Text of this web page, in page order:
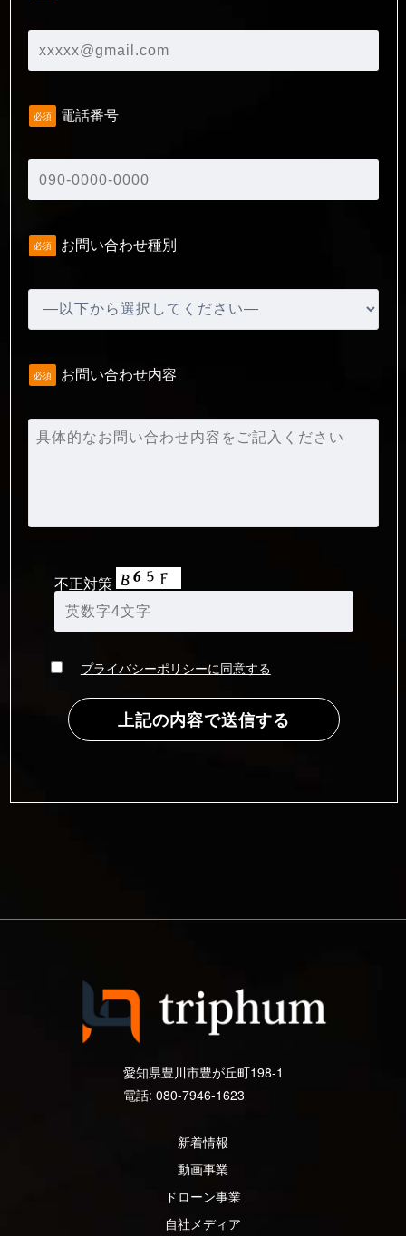
必須 電話番号
必須 お問い合わせ種別
必須 お問い合わせ内容
不正対策
プライバシーポリシーに同意する
愛知県豊川市豊が丘町198-1
電話: 080-7946-1623
新着情報
動画事業
ドローン事業
自社メディア